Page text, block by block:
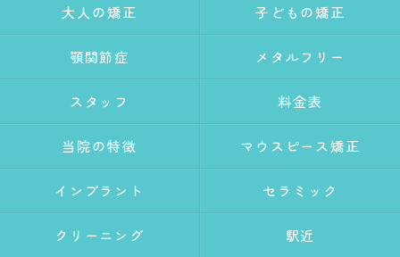
大人の矯正 子どもの矯正
顎関節症 メタルフリー
スタッフ 料金表
当院の特徴 マウスピース矯正
インプラント セラミック
クリーニング 駅近